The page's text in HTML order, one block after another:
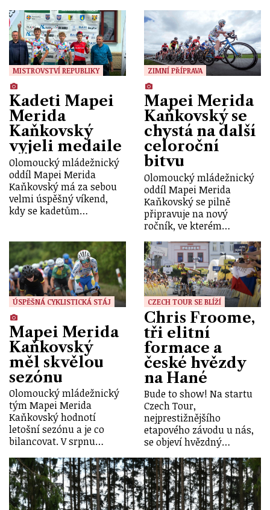
MISTROVSTVÍ REPUBLIKY
Kadeti Mapei
Merida
Kaňkovský
vyjeli medaile
Olomoucký mládežnický
oddíl Mapei Merida
Kaňkovský má za sebou
velmi úspěšný víkend,
kdy se kadetům…
ZIMNÍ PŘÍPRAVA
Mapei Merida
Kaňkovský se
chystá na další
celoroční
bitvu
Olomoucký mládežnický
oddíl Mapei Merida
Kaňkovský se pilně
připravuje na nový
ročník, ve kterém…
ÚSPĚŠNÁ CYKLISTICKÁ STÁJ
Mapei Merida
Kaňkovský
měl skvělou
sezónu
Olomoucký mládežnický
tým Mapei Merida
Kaňkovský hodnotí
letošní sezónu a je co
bilancovat. V srpnu…
CZECH TOUR SE BLÍŽÍ
Chris Froome,
tři elitní
formace a
české hvězdy
na Hané
Bude to show! Na startu
Czech Tour,
nejprestižnějšího
etapového závodu u nás,
se objeví hvězdný…